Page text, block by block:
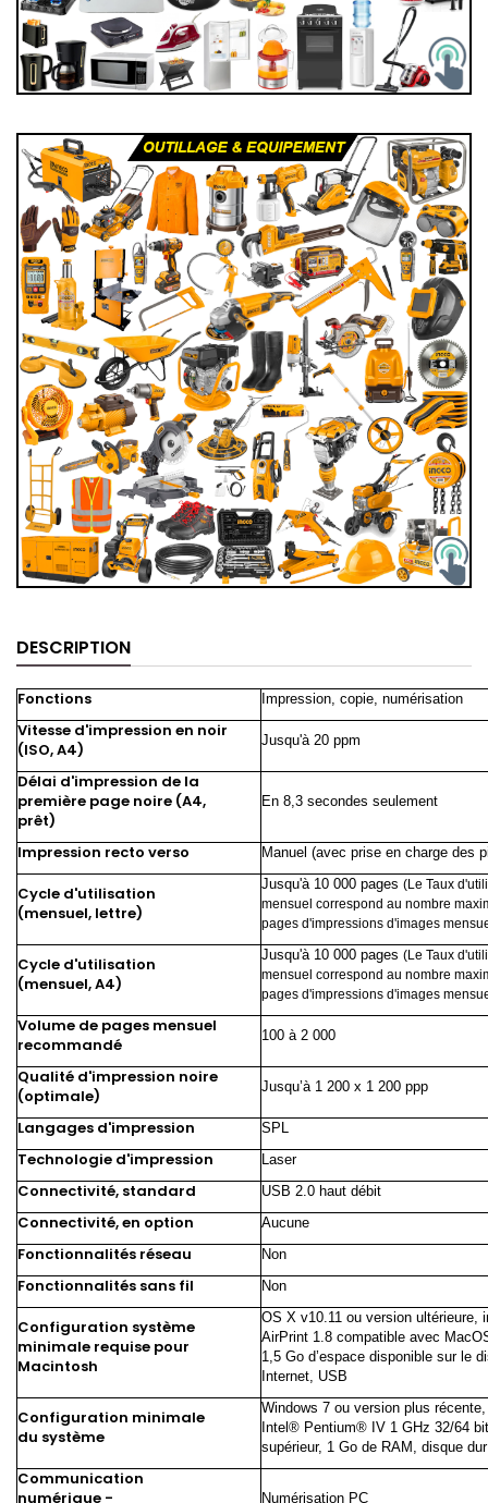
DESCRIPTION
Fonctions Impression, copie, numérisation
Vitesse d'impression en noir
(ISO, A4)
Jusqu'à 20 ppm
Délai d'impression de la
première page noire (A4,
prêt)
En 8,3 secondes seulement
Impression recto verso Manuel (avec prise en charge des
Cycle d'utilisation
(mensuel, lettre)
Jusqu'à 10 000 pages (Le Taux
mensuel correspond au nombre
pages d'impressions d'images
Cycle d'utilisation
(mensuel, A4)
Jusqu'à 10 000 pages (Le Taux
mensuel correspond au nombre
pages d'impressions d'images
Volume de pages mensuel
recommandé
100 à 2 000
Qualité d'impression noire
(optimale)
Jusqu’à 1 200 x 1 200 ppp
Langages d'impression SPL
Technologie d'impression Laser
Connectivité, standard USB 2.0 haut débit
Connectivité, en option Aucune
Fonctionnalités réseau Non
Fonctionnalités sans fil Non
Configuration système
minimale requise pour
Macintosh
OS X v10.11 ou version ultérieure,
AirPrint 1.8 compatible avec
1,5 Go d’espace disponible sur le
Internet, USB
Configuration minimale
du système
Windows 7 ou version plus
Intel® Pentium® IV 1 GHz 32/64
supérieur, 1 Go de RAM, disque
Communication
numérique -
Numérisation PC